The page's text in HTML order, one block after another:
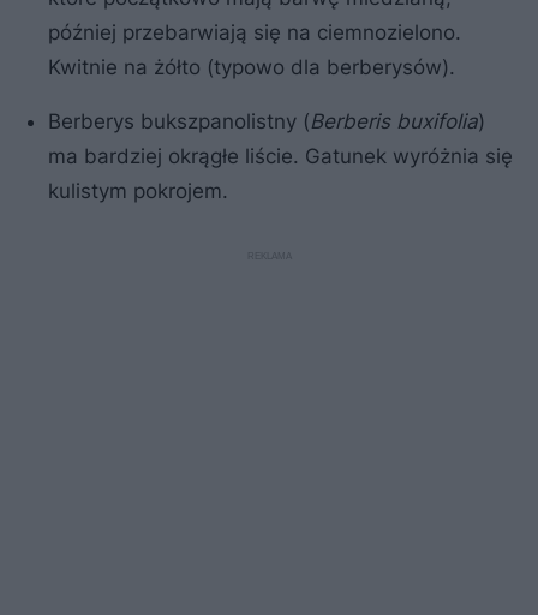
później przebarwiają się na ciemnozielono.
Kwitnie na żółto (typowo dla berberysów).
Berberys bukszpanolistny (Berberis buxifolia)
ma bardziej okrągłe liście. Gatunek wyróżnia się
kulistym pokrojem.